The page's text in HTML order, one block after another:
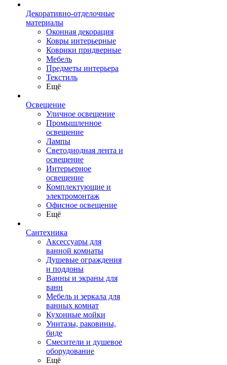
Декоративно-отделочные
материалы
Оконная декорация
Ковры интерьерные
Коврики придверные
Мебель
Предметы интерьера
Текстиль
Ещё
Освещение
Уличное освещение
Промышленное
освещение
Лампы
Светодиодная лента и
освещение
Интерьерное
освещение
Комплектующие и
электромонтаж
Офисное освещение
Ещё
Сантехника
Аксессуары для
ванной комнаты
Душевые ограждения
и поддоны
Ванны и экраны для
ванн
Мебель и зеркала для
ванных комнат
Кухонные мойки
Унитазы, раковины,
биде
Смесители и душевое
оборудование
Ещё